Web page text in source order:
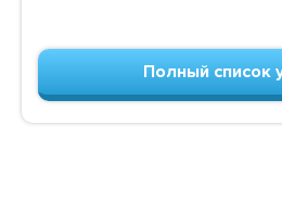
Полный список